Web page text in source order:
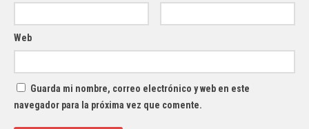
Web
Guarda mi nombre, correo electrónico y web en este
navegador para la próxima vez que comente.